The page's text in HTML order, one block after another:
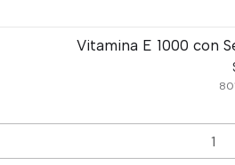
Vitamina E 1000 con